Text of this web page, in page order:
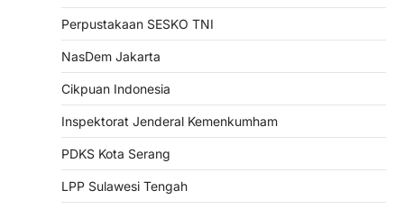
Perpustakaan SESKO TNI
NasDem Jakarta
Cikpuan Indonesia
Inspektorat Jenderal Kemenkumham
PDKS Kota Serang
LPP Sulawesi Tengah